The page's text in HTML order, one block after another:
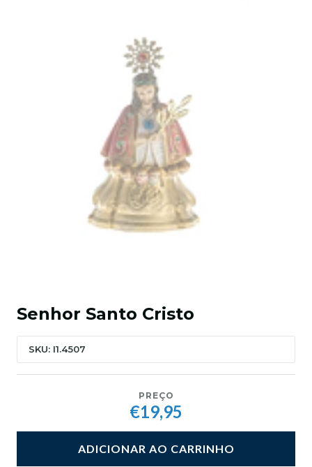
Senhor Santo Cristo
SKU: I1.4507
PREÇO
€19,95
ADICIONAR AO CARRINHO